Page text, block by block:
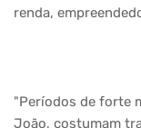
renda,
"Períodos de forte
João, costumam